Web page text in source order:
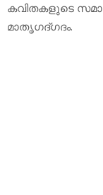
കവിതകളുടെ
മാതൃഗദ്ഗദം.